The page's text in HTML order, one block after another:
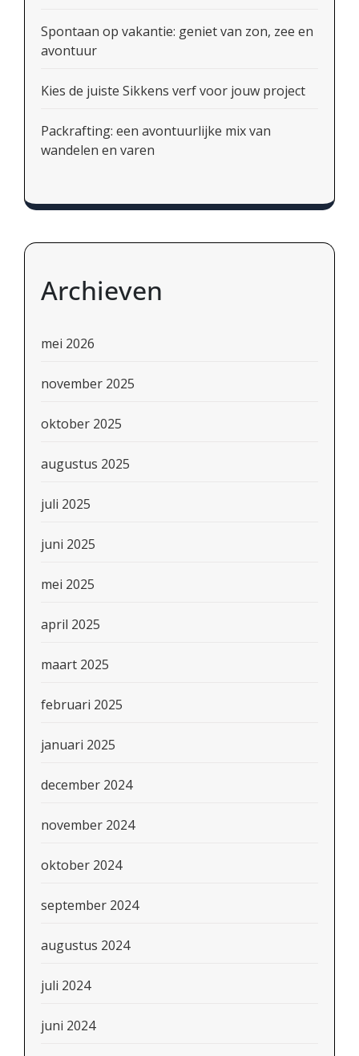
Spontaan op vakantie: geniet van zon, zee en
avontuur
Kies de juiste Sikkens verf voor jouw project
Packrafting: een avontuurlijke mix van
wandelen en varen
Archieven
mei 2026
november 2025
oktober 2025
augustus 2025
juli 2025
juni 2025
mei 2025
april 2025
maart 2025
februari 2025
januari 2025
december 2024
november 2024
oktober 2024
september 2024
augustus 2024
juli 2024
juni 2024